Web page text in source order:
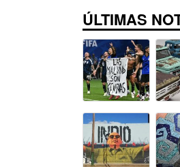
ÚLTIMAS